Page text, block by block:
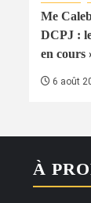
Me
DCPJ :
en cours
6 août
À